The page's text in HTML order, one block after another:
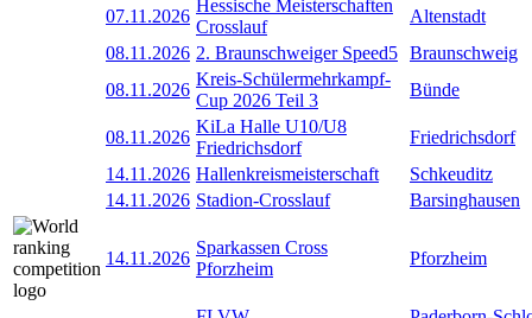
07.11.2026
Hessische Meisterschaften
Crosslauf
Altenstadt
08.11.2026 2. Braunschweiger Speed5 Braunschweig
08.11.2026
Kreis-Schülermehrkampf-
Cup 2026 Teil 3
Bünde
08.11.2026
KiLa Halle U10/U8
Friedrichsdorf
Friedrichsdorf
14.11.2026 Hallenkreismeisterschaft
Schkeuditz
14.11.2026 Stadion-Crosslauf Barsinghausen
14.11.2026
Sparkassen Cross
Pforzheim
Pforzheim